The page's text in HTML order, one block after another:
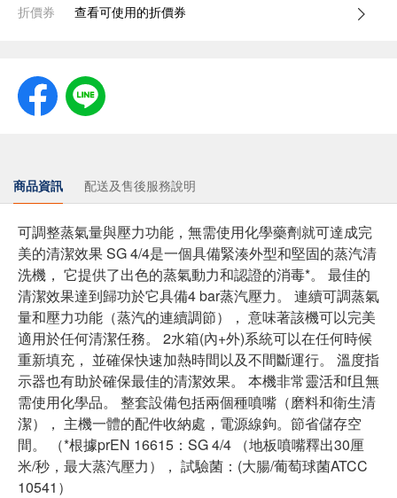
折價券 查看可使用的折價券
商品資訊 配送及售後服務說明
可調整蒸氣量與壓力功能，無需使用化學藥劑就可達成完
美的清潔效果 SG 4/4是一個具備緊湊外型和堅固的蒸汽清
洗機， 它提供了出色的蒸氣動力和認證的消毒*。 最佳的
清潔效果達到歸功於它具備4 bar蒸汽壓力。 連續可調蒸氣
量和壓力功能（蒸汽的連續調節）， 意味著該機可以完美
適用於任何清潔任務。 2水箱(內+外)系統可以在任何時候
重新填充， 並確保快速加熱時間以及不間斷運行。 溫度指
示器也有助於確保最佳的清潔效果。 本機非常靈活和f且無
需使用化學品。 整套設備包括兩個種噴嘴（磨料和衛生清
潔）， 主機一體的配件收納處，電源線鉤。節省儲存空
間。 （*根據prEN 16615：SG 4/4 （地板噴嘴釋出30厘
米/秒，最大蒸汽壓力）， 試驗菌：(大腸/葡萄球菌ATCC
10541）